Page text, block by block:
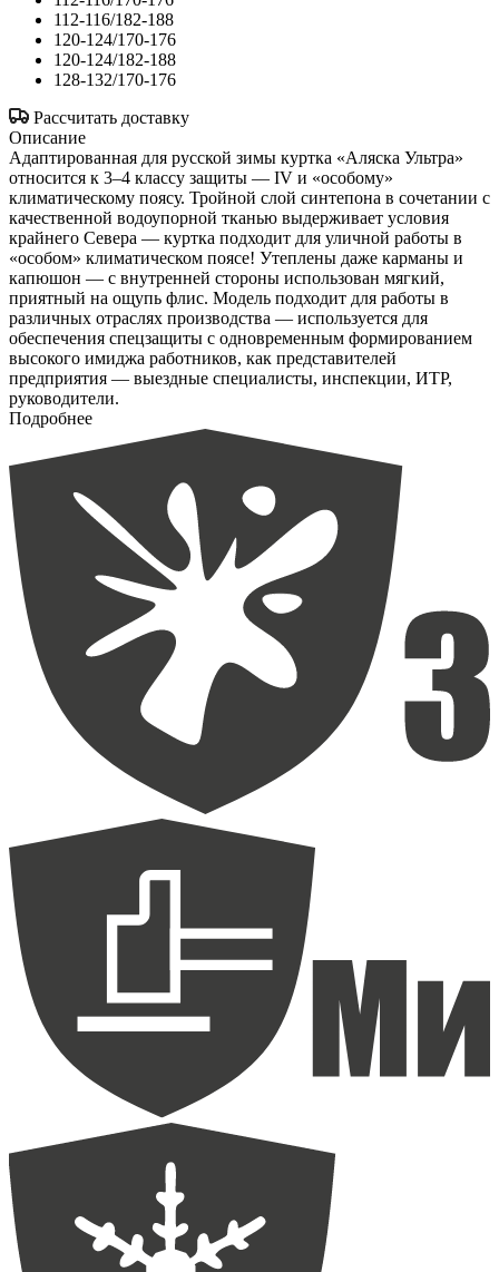
112-116/182-188
120-124/170-176
120-124/182-188
128-132/170-176
Рассчитать доставку
Описание
Адаптированная для русской зимы куртка «Аляска Ультра»
относится к 3–4 классу защиты — IV и «особому»
климатическому поясу. Тройной слой синтепона в сочетании с
качественной водоупорной тканью выдерживает условия
крайнего Севера — куртка подходит для уличной работы в
«особом» климатическом поясе! Утеплены даже карманы и
капюшон — с внутренней стороны использован мягкий,
приятный на ощупь флис. Модель подходит для работы в
различных отраслях производства — используется для
обеспечения спецзащиты с одновременным формированием
высокого имиджа работников, как представителей
предприятия — выездные специалисты, инспекции, ИТР,
руководители.
Подробнее